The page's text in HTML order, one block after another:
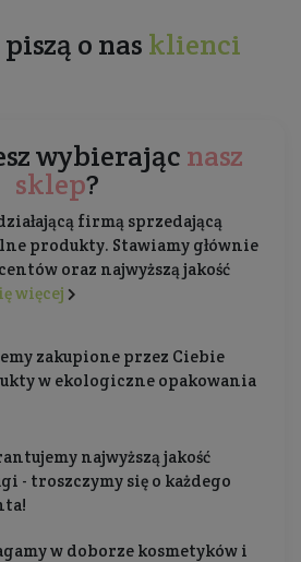
o nas klienci
wybierając nasz
sklep?
firmą sprzedającą
produkty. Stawiamy głównie
oraz najwyższą jakość
więcej
zakupione przez Ciebie
w ekologiczne opakowania
najwyższą jakość
- troszczymy się o każdego
w doborze kosmetyków i